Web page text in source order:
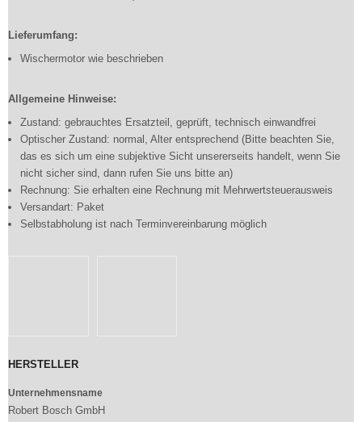
Lieferumfang:
Wischermotor wie beschrieben
Allgemeine Hinweise:
Zustand: gebrauchtes Ersatzteil, geprüft, technisch einwandfrei
Optischer Zustand: normal, Alter entsprechend (Bitte beachten Sie,
das es sich um eine subjektive Sicht unsererseits handelt, wenn Sie
nicht sicher sind, dann rufen Sie uns bitte an)
Rechnung: Sie erhalten eine Rechnung mit Mehrwertsteuerausweis
Versandart: Paket
Selbstabholung ist nach Terminvereinbarung möglich
HERSTELLER
Unternehmensname
Robert Bosch GmbH